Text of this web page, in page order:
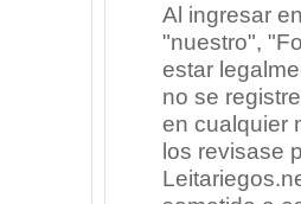
Al ingresar
"nuestro",
estar
no se
en cualquier
los revisase